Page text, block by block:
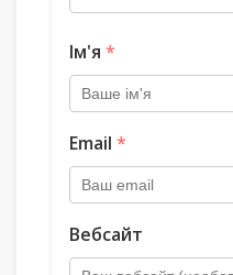
Ім'я *
Email *
Вебсайт